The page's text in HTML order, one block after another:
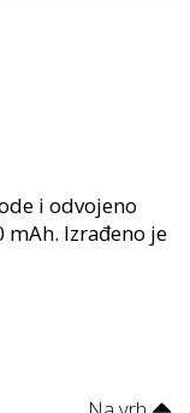
i odvojeno
mAh. Izrađeno je